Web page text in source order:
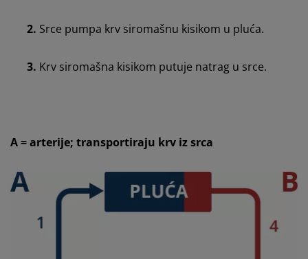
2. Srce pumpa krv siromašnu kisikom u pluća.
3. Krv siromašna kisikom putuje natrag u srce.
A = arterije; transportiraju krv iz srca